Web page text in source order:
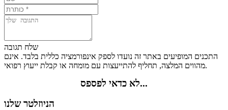
שלח תגובה
התכנים המופיעים באתר זה נועדו לספק אינפורמציה כללית בלבד. אינם
מהווים המלצה, תחליף להתייעצות עם מומחה או קבלת ייעוץ רפואי.
לא כדאי לפספס...
הניוזלטר שלנו